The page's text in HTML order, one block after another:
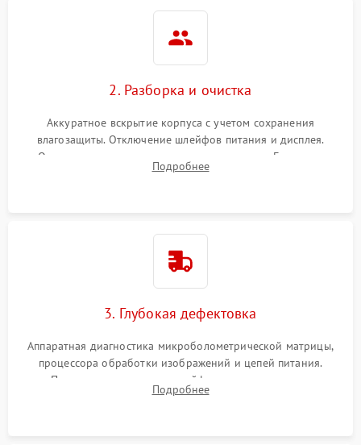
2. Разборка и очистка
Аккуратное вскрытие корпуса с учетом сохранения
влагозащиты. Отключение шлейфов питания и дисплея.
Очистка внутренних плат от окислов и пыли. Бережная
обработка германиевого объектива специализированными
Подробнее
3. Глубокая дефектовка
Аппаратная диагностика микроболометрической матрицы,
процессора обработки изображений и цепей питания.
Проверка целостности шлейфов, модуля памяти и
интерфейсов связи. Выявление сгоревших SMD-компонентов
Подробнее